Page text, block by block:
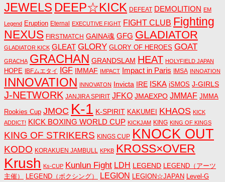
JEWELS DEEP☆KICK DEFEAT DEMOLITION EM
Legend Eruption Eternal EXECUTIVE FIGHT FIGHT CLUB Fighting
NEXUS FIRSTMATCH GAINA魂 GFG GLADIATOR
GLADIATOR KICK GLEAT GLORY GLORY OF HEROES GOAT
GRACHA GRACHAN GRANDSLAM HEAT HOLYFIELD JAPAN
HOPE IBFムエタイ IGF IMMAF IMPACT Impact in Paris IMSA INNOATION
INNOVATION INNOVATON Invicta IRE ISKA iSMOS J-GIRLS
J-NETWORK JANJIRA SPIRIT JFKO JMAEXPO JMMAF JMMA
Rookies Cup JMOC K-1 K-SPIRIT KAKUMEI KHAOS KICK
ADDICT! KICK BOXING WORLD CUP KICKJAM KING KING OF KINGS
KING OF STRIKERS KINGS CUP KNOCK OUT
KODO KORAKUEN JAMBULL KPKB KROSS×OVER
Krush Ks-CUP Kunlun Fight LDH LEGEND LEGEND（アーツ
主催）
LEGEND（ボクシング） LEGION LEGION☆JAPAN Level-G